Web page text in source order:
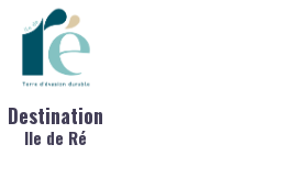
Destination
Ile de Ré